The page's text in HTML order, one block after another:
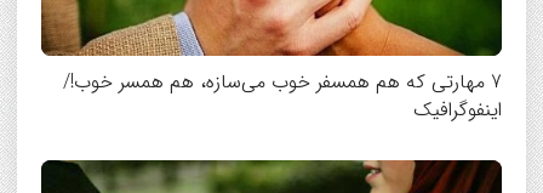
7 مهارتی که هم همسفر خوب می‌سازه، هم همسر خوب!/
اینفوگرافیک